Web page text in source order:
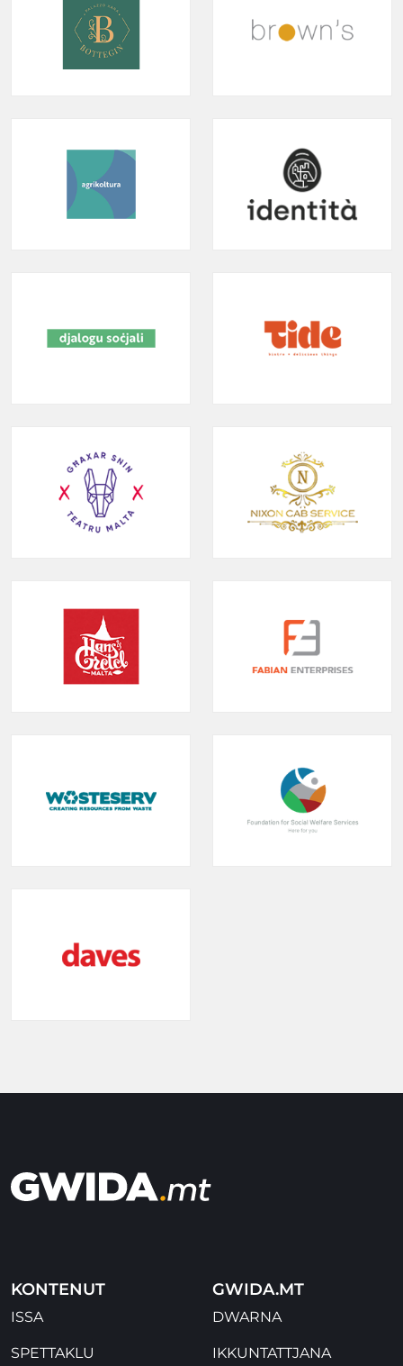
KONTENUT
ISSA
SPETTAKLU
GWIDA.MT
DWARNA
IKKUNTATTJANA